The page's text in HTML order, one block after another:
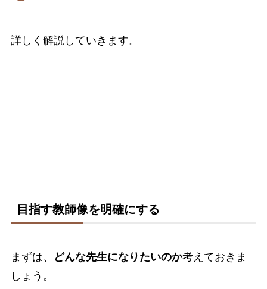
詳しく解説していきます。
目指す教師像を明確にする
まずは、 どんな先生になりたいのか考えておきま
しょう。